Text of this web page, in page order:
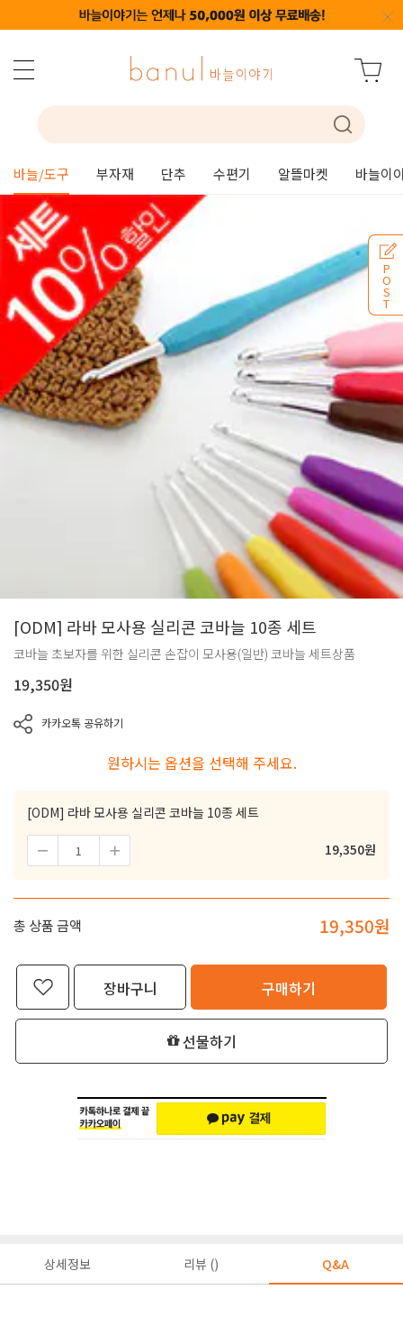
바늘/도구 부자재 단추 수편기 알뜰마켓 바늘이
P
O
S
T
[ODM] 라바 모사용 실리콘 코바늘 10종 세트
코바늘 초보자를 위한 실리콘 손잡이 모사용(일반) 코바늘 세트상품
19,350원
카카오톡 공유하기
원하시는 옵션을 선택해 주세요.
[ODM] 라바 모사용 실리콘 코바늘 10종 세트
19,350원
총 상품 금액 19,350원
장바구니 구매하기
선물하기
상세정보 리뷰 () Q&A